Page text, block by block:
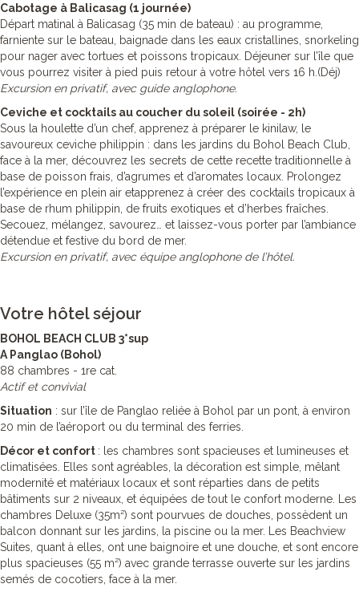
Cabotage à Balicasag (1 journée)
Départ matinal à Balicasag (35 min de bateau) : au programme,
farniente sur le bateau, baignade dans les eaux cristallines, snorkeling
pour nager avec tortues et poissons tropicaux. Déjeuner sur l’île que
vous pourrez visiter à pied puis retour à votre hôtel vers 16 h.(Déj)
Excursion en privatif, avec guide anglophone.
Ceviche et cocktails au coucher du soleil (soirée - 2h)
Sous la houlette d’un chef, apprenez à préparer le kinilaw, le
savoureux ceviche philippin : dans les jardins du Bohol Beach Club,
face à la mer, découvrez les secrets de cette recette traditionnelle à
base de poisson frais, d’agrumes et d’aromates locaux. Prolongez
l’expérience en plein air etapprenez à créer des cocktails tropicaux à
base de rhum philippin, de fruits exotiques et d’herbes fraîches.
Secouez, mélangez, savourez… et laissez-vous porter par l’ambiance
détendue et festive du bord de mer.
Excursion en privatif, avec équipe anglophone de l’hôtel.
Votre hôtel séjour
BOHOL BEACH CLUB 3*sup
A Panglao (Bohol)
88 chambres - 1re cat.
Actif et convivial
Situation : sur l’île de Panglao reliée à Bohol par un pont, à environ
20 min de l’aéroport ou du terminal des ferries.
Décor et confort : les chambres sont spacieuses et lumineuses et
climatisées. Elles sont agréables, la décoration est simple, mêlant
modernité et matériaux locaux et sont réparties dans de petits
bâtiments sur 2 niveaux, et équipées de tout le confort moderne. Les
chambres Deluxe (35m²) sont pourvues de douches, possèdent un
balcon donnant sur les jardins, la piscine ou la mer. Les Beachview
Suites, quant à elles, ont une baignoire et une douche, et sont encore
plus spacieuses (55 m²) avec grande terrasse ouverte sur les jardins
semés de cocotiers, face à la mer.